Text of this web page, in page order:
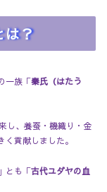
は？
一族「秦氏（はたう
し、養蚕・機織り・金
貢献しました。
」とも「古代ユダヤの血